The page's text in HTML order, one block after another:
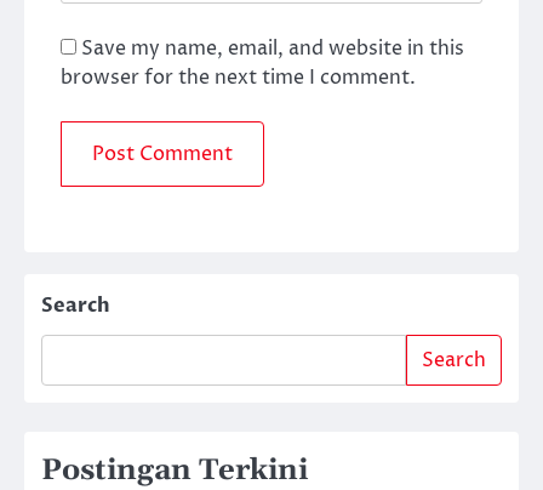
Save my name, email, and website in this
browser for the next time I comment.
Search
Search
Postingan Terkini